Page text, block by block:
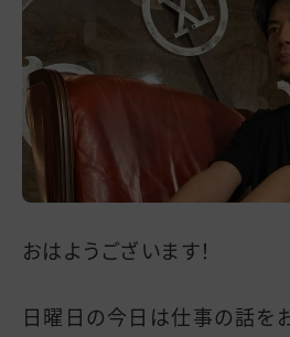
おはようございます！
日曜日の今日は仕事の話を